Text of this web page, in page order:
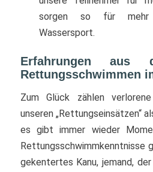
sorgen so für mehr
Wassersport.
Erfahrungen
Rettungsschwimmen
Zum Glück zählen
unseren „Rettungseinsätzen“
es gibt immer wieder
Rettungsschwimmkenntnisse
gekentertes Kanu, jemand,